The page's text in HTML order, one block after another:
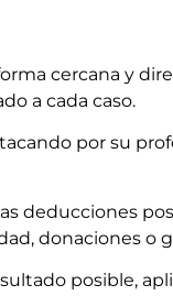
cercana y
a cada caso.
por su
deducciones
donaciones o
posible,